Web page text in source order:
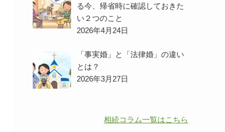
る今、帰省時に確認しておきた
い２つのこと
2026年4月24日
「事実婚」と「法律婚」の違い
とは？
2026年3月27日
相続コラム一覧はこちら